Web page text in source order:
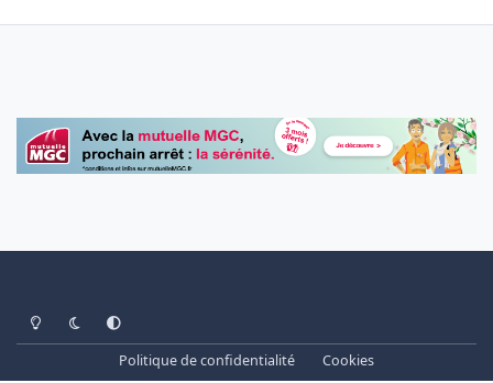
Light ModeDark ModeSystem Preference
Politique de confidentialité
Cookies